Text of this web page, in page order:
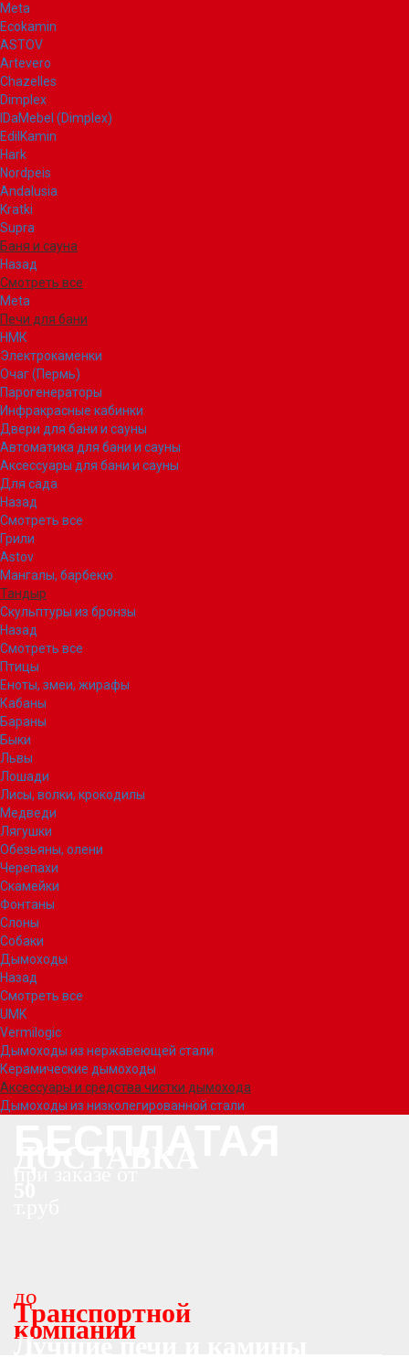
Meta
Ecokamin
ASTOV
Artevero
Chazelles
Dimplex
IDaMebel (Dimplex)
EdilKamin
Hark
Nordpeis
Andalusia
Kratki
Supra
Баня и сауна
Назад
Смотреть все
Meta
Печи для бани
НМК
Электрокаменки
Очаг (Пермь)
Парогенераторы
Инфракрасные кабинки
Двери для бани и сауны
Автоматика для бани и сауны
Аксессуары для бани и сауны
Для сада
Назад
Смотреть все
Грили
Astov
Мангалы, барбекю
Тандыр
Скульптуры из бронзы
Назад
Смотреть все
Птицы
Еноты, змеи, жирафы
Кабаны
Бараны
Быки
Львы
Лошади
Лисы, волки, крокодилы
Медведи
Лягушки
Обезьяны, олени
Черепахи
Скамейки
Фонтаны
Слоны
Собаки
Дымоходы
Назад
Смотреть все
UMK
Vermilogic
Дымоходы из нержавеющей стали
Керамические дымоходы
Аксессуары и средства чистки дымохода
Дымоходы из низколегированной стали
до
Транспортной
компании
Лучшие печи и камины